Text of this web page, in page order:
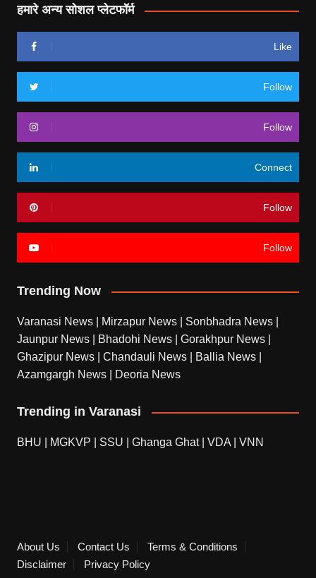
हमारे अन्य सोशल प्लेटफॉर्म
Like
Follow
Follow
Connect
Follow
Follow
Trending Now
Varanasi News Mirzapur News Sonbhadra News
Jaunpur News
Bhadohi News Gorakhpur News
Ghazipur News
Chandauli News Ballia News
Azamgargh News
Deoria News
Trending in Varanasi
BHU MGKVP SSU Ghanga Ghat| VDA VNN
About Us Contact Us
Terms & Conditions
Disclaimer
Privacy Policy